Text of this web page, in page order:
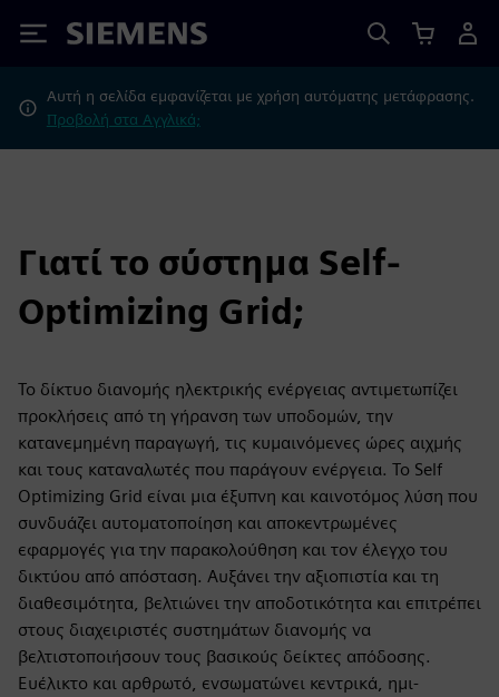
Siemens
Αυτή η σελίδα εμφανίζεται με χρήση αυτόματης μετάφρασης.
Προβολή στα Αγγλικά;
Γιατί το σύστημα Self-
Optimizing Grid;
Το δίκτυο διανομής ηλεκτρικής ενέργειας αντιμετωπίζει
προκλήσεις από τη γήρανση των υποδομών, την
κατανεμημένη παραγωγή, τις κυμαινόμενες ώρες αιχμής
και τους καταναλωτές που παράγουν ενέργεια. Το Self
Optimizing Grid είναι μια έξυπνη και καινοτόμος λύση που
συνδυάζει αυτοματοποίηση και αποκεντρωμένες
εφαρμογές για την παρακολούθηση και τον έλεγχο του
δικτύου από απόσταση. Αυξάνει την αξιοπιστία και τη
διαθεσιμότητα, βελτιώνει την αποδοτικότητα και επιτρέπει
στους διαχειριστές συστημάτων διανομής να
βελτιστοποιήσουν τους βασικούς δείκτες απόδοσης.
Ευέλικτο και αρθρωτό, ενσωματώνει κεντρικά, ημι-